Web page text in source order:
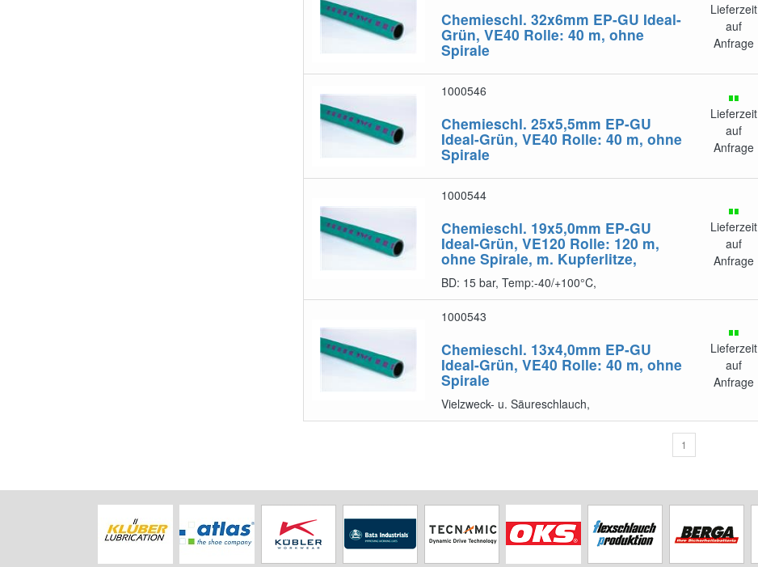
Chemieschl. 32x6mm EP-GU Ideal-
Grün, VE40 Rolle: 40 m, ohne
Spirale
Lieferzeit
auf
Anfrage
1000546
Chemieschl. 25x5,5mm EP-GU
Ideal-Grün, VE40 Rolle: 40 m, ohne
Spirale
Lieferzeit
auf
Anfrage
1000544
Chemieschl. 19x5,0mm EP-GU
Ideal-Grün, VE120 Rolle: 120 m,
ohne Spirale, m. Kupferlitze,
BD: 15 bar, Temp:-40/+100°C,
Lieferzeit
auf
Anfrage
1000543
Chemieschl. 13x4,0mm EP-GU
Ideal-Grün, VE40 Rolle: 40 m, ohne
Spirale
Vielzweck- u. Säureschlauch,
Lieferzeit
auf
Anfrage
1